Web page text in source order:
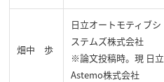
畑中 歩
日立オートモティブシ
ステムズ株式会社
※論文投稿時。現 日立
Astemo株式会社